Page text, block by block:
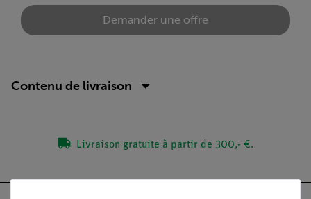
Demander une offre
Contenu de livraison
Livraison gratuite à partir de 300,- €.